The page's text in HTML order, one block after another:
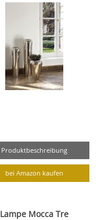
Produktbeschreibung
bei Amazon kaufen
Lampe Mocca Tre